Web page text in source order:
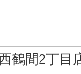
鶴間2丁目